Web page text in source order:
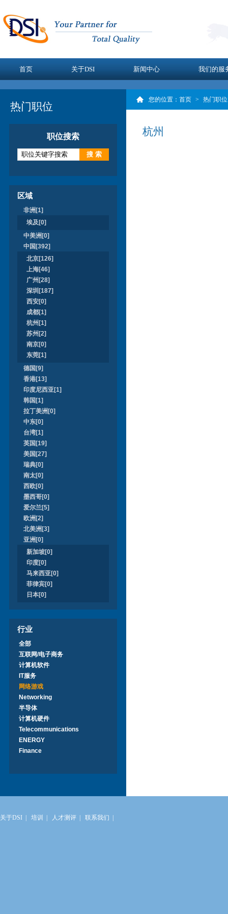
首页 关于DSI 新闻中心 我们的服
热门职位
职位搜索
区域
非洲[1]
埃及[0]
中美洲[0]
中国[392]
北京[126]
上海[46]
广州[28]
深圳[187]
西安[0]
成都[1]
杭州[1]
苏州[2]
南京[0]
东莞[1]
德国[9]
香港[13]
印度尼西亚[1]
韩国[1]
拉丁美洲[0]
中东[0]
台湾[1]
英国[19]
美国[27]
瑞典[0]
南太[0]
西欧[0]
墨西哥[0]
爱尔兰[5]
欧洲[2]
北美洲[3]
亚洲[0]
新加坡[0]
印度[0]
马来西亚[0]
菲律宾[0]
日本[0]
行业
全部
互联网/电子商务
计算机软件
IT服务
网络游戏
Networking
半导体
计算机硬件
Telecommunications
ENERGY
Finance
您的位置： 首页 > 热门职位
杭州
关于DSI 培训 人才测评 联系我们